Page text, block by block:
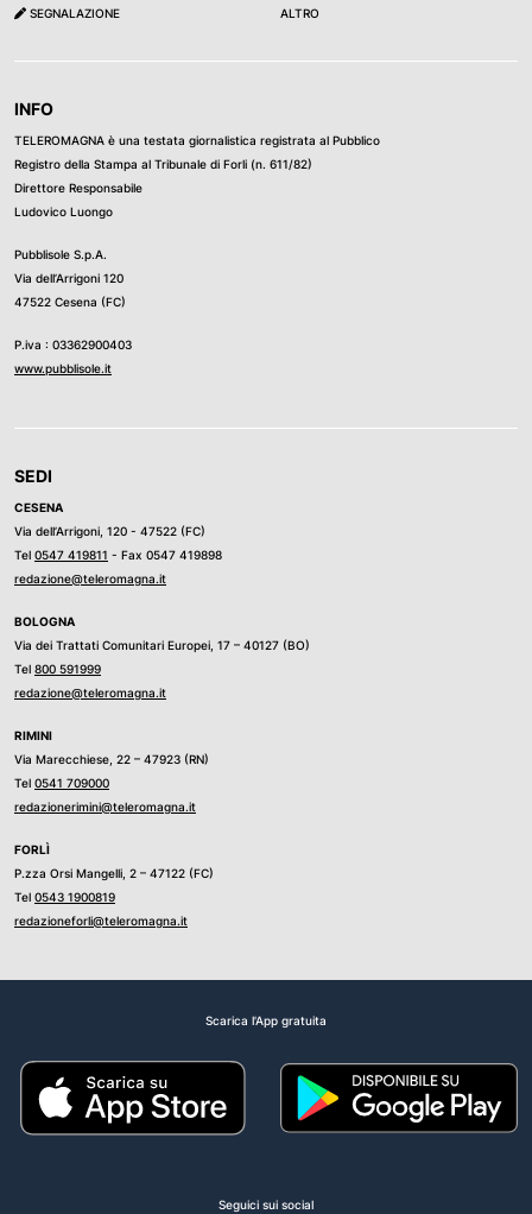
SEGNALAZIONE ALTRO
INFO
TELEROMAGNA è una testata giornalistica registrata al Pubblico
Registro della Stampa al Tribunale di Forli (n. 611/82)
Direttore Responsabile
Ludovico Luongo
Pubblisole S.p.A.
Via dell’Arrigoni 120
47522 Cesena (FC)
P.iva : 03362900403
www.pubblisole.it
SEDI
CESENA
Via dell’Arrigoni, 120 - 47522 (FC)
Tel 0547 419811 - Fax 0547 419898
redazione@teleromagna.it
BOLOGNA
Via dei Trattati Comunitari Europei, 17 – 40127 (BO)
Tel 800 591999
redazione@teleromagna.it
RIMINI
Via Marecchiese, 22 – 47923 (RN)
Tel 0541 709000
redazionerimini@teleromagna.it
FORLÌ
P.zza Orsi Mangelli, 2 – 47122 (FC)
Tel 0543 1900819
redazioneforli@teleromagna.it
Scarica l'App gratuita
Seguici sui social